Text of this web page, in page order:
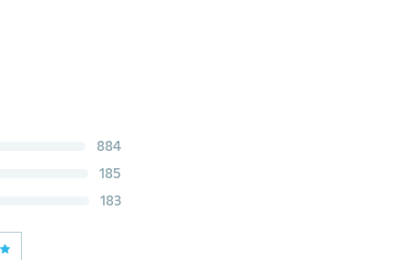
884
185
183